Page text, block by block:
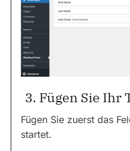
3. Fügen Sie Ihr
Fügen Sie zuerst das
startet.